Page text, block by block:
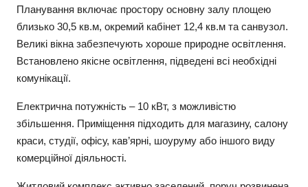
Планування включає простору основну залу площею
близько 30,5 кв.м, окремий кабінет 12,4 кв.м та санвузол.
Великі вікна забезпечують хороше природне освітлення.
Встановлено якісне освітлення, підведені всі необхідні
комунікації.
Електрична потужність – 10 кВт, з можливістю
збільшення. Приміщення підходить для магазину, салону
краси, студії, офісу, кав’ярні, шоуруму або іншого виду
комерційної діяльності.